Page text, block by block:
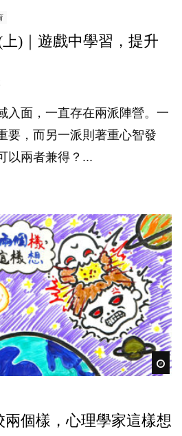
上)｜遊戲中學習，提升
入面，一直存在兩派陣營。一
要，而另一派則著重心智發
以兩者兼得？...
兩個樣，心理學家這樣想